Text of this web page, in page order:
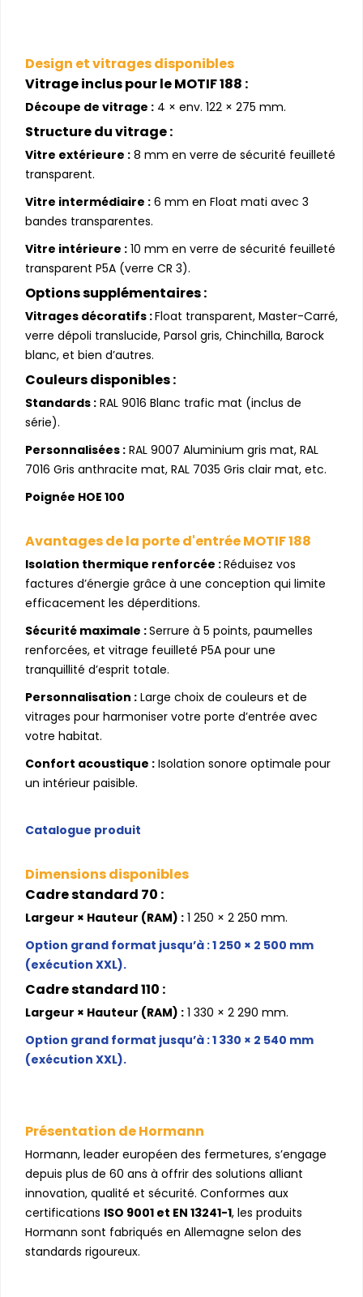
Design et vitrages disponibles
Vitrage inclus pour le MOTIF 188 :
Découpe de vitrage : 4 × env. 122 × 275 mm.
Structure du vitrage :
Vitre extérieure : 8 mm en verre de sécurité feuilleté
transparent.
Vitre intermédiaire : 6 mm en Float mati avec 3
bandes transparentes.
Vitre intérieure : 10 mm en verre de sécurité feuilleté
transparent P5A (verre CR 3).
Options supplémentaires :
Vitrages décoratifs :Float transparent, Master-Carré,
verre dépoli translucide, Parsol gris, Chinchilla, Barock
blanc, et bien d’autres.
Couleurs disponibles :
Standards : RAL 9016 Blanc trafic mat (inclus de
série).
Personnalisées : RAL 9007 Aluminium gris mat, RAL
7016 Gris anthracite mat, RAL 7035 Gris clair mat, etc.
Poignée HOE 100
Avantages de la porte d'entrée MOTIF 188
Isolation thermique renforcée :Réduisez vos
factures d’énergie grâce à une conception qui limite
efficacement les déperditions.
Sécurité maximale :Serrure à 5 points, paumelles
renforcées, et vitrage feuilleté P5A pour une
tranquillité d’esprit totale.
Personnalisation : Large choix de couleurs et de
vitrages pour harmoniser votre porte d’entrée avec
votre habitat.
Confort acoustique : Isolation sonore optimale pour
un intérieur paisible.
Catalogue produit
Dimensions disponibles
Cadre standard 70 :
Largeur × Hauteur (RAM) : 1 250 × 2 250 mm.
Option grand format jusqu’à : 1 250 × 2 500 mm
(exécution XXL).
Cadre standard 110 :
Largeur × Hauteur (RAM) : 1 330 × 2 290 mm.
Option grand format jusqu’à : 1 330 × 2 540 mm
(exécution XXL).
Présentation de Hormann
Hormann, leader européen des fermetures, s’engage
depuis plus de 60 ans à offrir des solutions alliant
innovation, qualité et sécurité. Conformes aux
certifications ISO 9001 et EN 13241-1, les produits
Hormann sont fabriqués en Allemagne selon des
standards rigoureux.